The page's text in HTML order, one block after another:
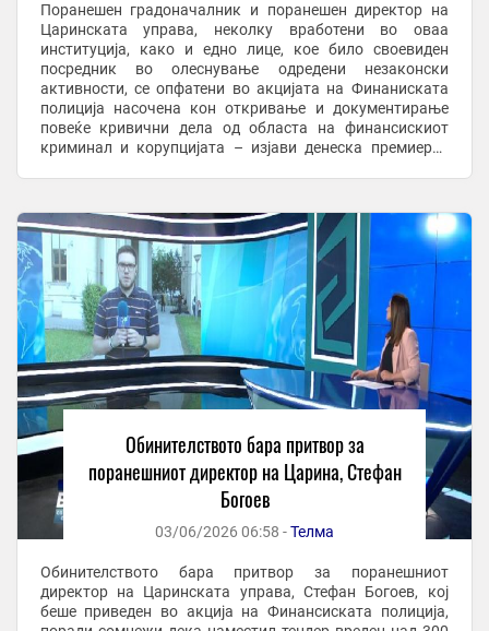
Поранешен градоначалник и поранешен директор на
Царинската управа, неколку вработени во оваа
институција, како и едно лице, кое било своевиден
посредник во олеснување одредени незаконски
активности, се опфатени во акцијата на Финаниската
полиција насочена кон откривање и документирање
повеќе кривични дела од областа на финансискиот
криминал и корупцијата – изјави денеска премиерот
Обинителството бара притвор за
поранешниот директор на Царина, Стефан
Богоев
03/06/2026 06:58 -Телма
Обинителството бара притвор за поранешниот
директор на Царинската управа, Стефан Богоев, кој
беше приведен во акција на Финансиската полиција,